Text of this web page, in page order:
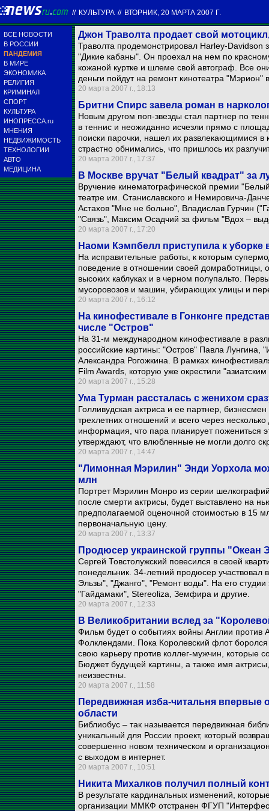
// КУЛЬТУРА // ВТОРНИК, 20 МАРТА 2007 Г.
ВСЕ НОВОСТИ
В РОССИИ
ПАНДЕМИЯ
В МИРЕ
ЭКОНОМИКА
РЕЛИГИЯ
КРИМИНАЛ
СПОРТ
КУЛЬТУРА
ИНОПРЕССА.ru
МНЕНИЯ
НЕДВИЖИМОСТЬ
ТЕХНОЛОГИИ
АВТО
МЕДИЦИНА
Джон Траволта продает свой
Траволта продемонстрировал Harley-
"Дикие кабаны". Он проехал на нем по
кожаной куртке и шлеме свой автограф. Все
деньги пойдут на ремонт кинотеатра
20 марта 2007 г., 18:13
Бритни Спирс завела роман в
Новым другом поп-звезды стал партнер по
в теннис и неожиданно исчезли прямо с
поиски парочки, нашел их развлекающимися в
страстно обнимались, что пришлось их
20 марта 2007 г., 17:37
В Москве вручат "Белый квадрат" за
Вручение кинематографической премии
театре им. Станиславского и Немировича-
Астахов "Мне не больно", Владислав Гурчин
"Связь", Максим Осадчий за фильм "Вдох –
20 марта 2007 г., 17:20
Наоми Кэмпбелл приступила к уборке
На исправительные работы, к которым
поведение в отношении своей домработницы,
высоких каблуках и в черном полупальто.
мусоровозов и машин, убирающих улицы и
20 марта 2007 г., 16:12
На кинофестивале в Гонконге
числе "Остров"
На 31-м международном кинофестивале в
российские картины: "Остров" Павла Лунгина,
Александра Рогожкина. В рамках
Film Awards, которую уже окрестили
20 марта 2007 г., 15:28
Ума Турман рассталась с женихом
Голливудская актриса и ее партнер,
трехлетних отношений и всего через
информация, что пара планирует пожениться
утверждают, что влюбленные не могли долго
20 марта 2007 г., 14:47
"Лимонная Мэрилин" Энди Уорхола
млн
Портрет Мэрилин Монро из серии
после смерти актрисы, будет выставлено на
предполагаемой оценочной стоимостью в 15
первоначальную цену.
20 марта 2007 г., 13:37
Продюсер украинской группы "Океан
Сергей Товстолужский повесился в своей
понедельник. 34-летний продюсер участвовал
Эльзы", "Джанго", "Ремонт воды". На его
"Гайдамаки", Stereoliza, Земфира и другие.
20 марта 2007 г., 12:33
В Великобритании вслед за
Фильм будет о событиях войны Англии против
Фолклендами. Пока Королевский флот боролся
свою карьеру против коллег-мужчин, которые
Бюджет будущей картины, а также имя
неизвестны.
20 марта 2007 г., 11:58
Передвижная изба-читальня впервые
области
Библиобус – так называется передвижная
уникальный для России проект, который
совершенно новом техническом и
с выходом в интернет.
20 марта 2007 г., 10:51
Никита Михалков получил полный
В результате кардинальных изменений,
организации ММКФ отстранен ФГУП